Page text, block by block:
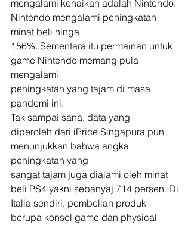
mengalami kenaikan adalah Nintendo.
Nintendo mengalami peningkatan
minat beli hinga
156%. Sementara itu permainan untuk
game Nintendo memang pula
mengalami
peningkatan yang tajam di masa
pandemi ini.
Tak sampai sana, data yang
diperoleh dari iPrice Singapura pun
menunjukkan bahwa angka
peningkatan yang
sangat tajam juga dialami oleh minat
beli PS4 yakni sebanyaj 714 persen. Di
Italia sendiri, pembelian produk
berupa konsol game dan physical